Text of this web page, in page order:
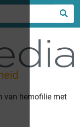
van hemofilie met